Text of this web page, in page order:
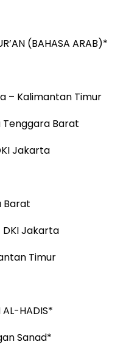
(BAHASA ARAB)*
– Kalimantan Timur
Tenggara Barat
Jakarta
Barat
DKI Jakarta
Timur
AL-HADIS*
Sanad*